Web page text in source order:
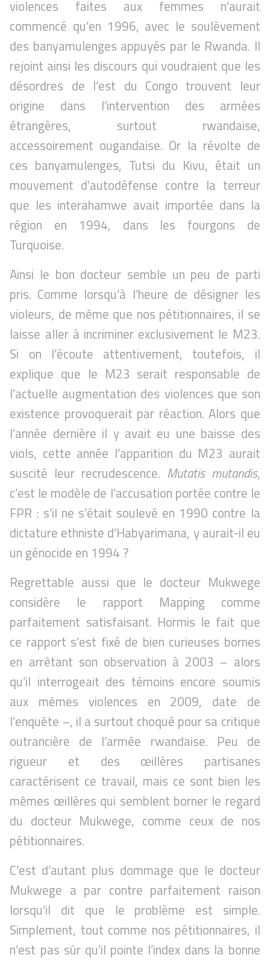
violences faites aux femmes n’aurait
commencé qu’en 1996, avec le soulèvement
des banyamulenges appuyés par le Rwanda. Il
rejoint ainsi les discours qui voudraient que les
désordres de l’est du Congo trouvent leur
origine dans l’intervention des armées
étrangères, surtout rwandaise,
accessoirement ougandaise. Or la révolte de
ces banyamulenges, Tutsi du Kivu, était un
mouvement d’autodéfense contre la terreur
que les interahamwe avait importée dans la
région en 1994, dans les fourgons de
Turquoise.
Ainsi le bon docteur semble un peu de parti
pris. Comme lorsqu’à l’heure de désigner les
violeurs, de même que nos pétitionnaires, il se
laisse aller à incriminer exclusivement le M23.
Si on l’écoute attentivement, toutefois, il
explique que le M23 serait responsable de
l’actuelle augmentation des violences que son
existence provoquerait par réaction. Alors que
l’année dernière il y avait eu une baisse des
viols, cette année l’apparition du M23 aurait
suscité leur recrudescence. Mutatis mutandis,
c’est le modèle de l’accusation portée contre le
FPR : s’il ne s’était soulevé en 1990 contre la
dictature ethniste d’Habyarimana, y aurait-il eu
un génocide en 1994 ?
Regrettable aussi que le docteur Mukwege
considère le rapport Mapping comme
parfaitement satisfaisant. Hormis le fait que
ce rapport s’est fixé de bien curieuses bornes
en arrêtant son observation à 2003 – alors
qu’il interrogeait des témoins encore soumis
aux mêmes violences en 2009, date de
l’enquête –, il a surtout choqué pour sa critique
outrancière de l’armée rwandaise. Peu de
rigueur et des œillères partisanes
caractérisent ce travail, mais ce sont bien les
mêmes œillères qui semblent borner le regard
du docteur Mukwege, comme ceux de nos
pétitionnaires.
C’est d’autant plus dommage que le docteur
Mukwege a par contre parfaitement raison
lorsqu’il dit que le problème est simple.
Simplement, tout comme nos pétitionnaires, il
n’est pas sûr qu’il pointe l’index dans la bonne